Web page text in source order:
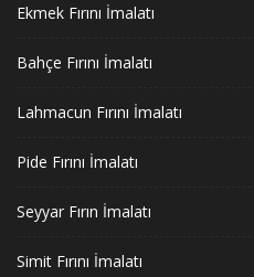
Ekmek Fırını İmalatı
Bahçe Fırını İmalatı
Lahmacun Fırını İmalatı
Pide Fırını İmalatı
Seyyar Fırın İmalatı
Simit Fırını İmalatı